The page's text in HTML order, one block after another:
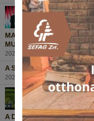
MAGAS RANGÚ
MUNKATÁRSÁNAK...
2025. október 27., Hétfő
A SEFAG ZRT. 2025. ÉVI
2025. szeptember 23., Kedd
A DRÓNTECHNOLÓGIA